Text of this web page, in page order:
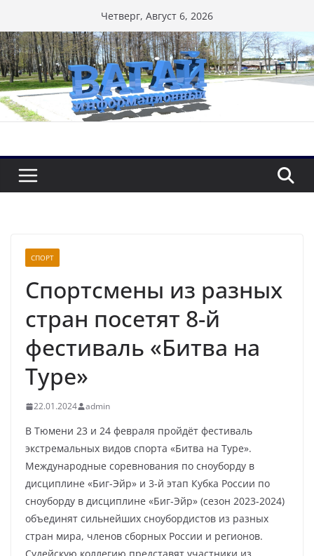
к
содержимому
Четверг, Август 6, 2026
СПОРТ
Спортсмены из разных
стран посетят 8-й
фестиваль «Битва на
Туре»
22.01.2024 admin
В Тюмени 23 и 24 февраля пройдёт фестиваль
экстремальных видов спорта «Битва на Туре».
Международные соревнования по сноуборду в
дисциплине «Биг-Эйр» и 3-й этап Кубка России по
сноуборду в дисциплине «Биг-Эйр» (сезон 2023-2024)
объединят сильнейших сноубордистов из разных
стран мира, членов сборных России и регионов.